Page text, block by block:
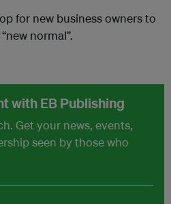
for new business owners to
normal”.
with EB Publishing
Get your news, events,
seen by those who